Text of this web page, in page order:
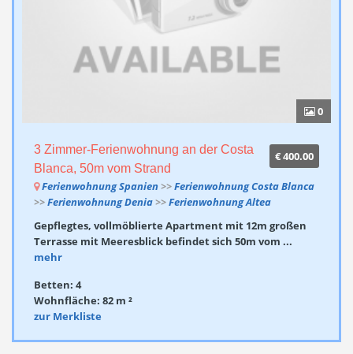
0
€ 400.00
3 Zimmer-Ferienwohnung an der Costa
Blanca, 50m vom Strand
Ferienwohnung Spanien >>Ferienwohnung Costa Blanca
>>Ferienwohnung Denia>>Ferienwohnung Altea
Gepflegtes, vollmöblierte Apartment mit 12m großen
Terrasse mit Meeresblick befindet sich 50m vom ...
mehr
Betten: 4
Wohnfläche: 82 m ²
zur Merkliste